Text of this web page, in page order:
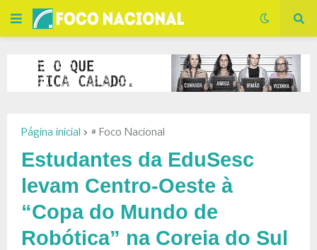
Página inicial # Foco Nacional
Estudantes da EduSesc
levam Centro-Oeste à
“Copa do Mundo de
Robótica” na Coreia do Sul